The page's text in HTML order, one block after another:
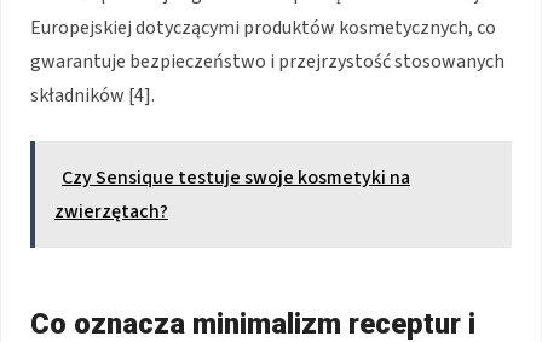
Europejskiej dotyczącymi produktów kosmetycznych, co
gwarantuje bezpieczeństwo i przejrzystość stosowanych
składników [4].
Czy Sensique testuje swoje kosmetyki na
zwierzętach?
Co oznacza minimalizm receptur i